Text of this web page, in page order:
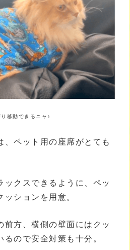
移動できるニャ♪
、ペット用の座席がとても
ックスできるように、ペッ
ションを用意。
前方、横側の壁面にはクッ
ので安全対策も十分。